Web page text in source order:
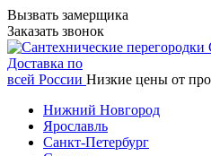
Вызвать замерщика
Заказать звонок
Доставка по
всей России Низкие цены от
Нижний Новгород
Ярославль
Санкт-Петербург